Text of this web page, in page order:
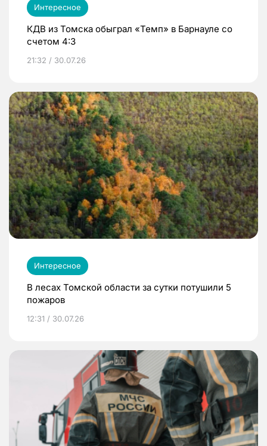
Интересное
КДВ из Томска обыграл «Темп» в Барнауле со
счетом 4:3
21:32 / 30.07.26
Интересное
В лесах Томской области за сутки потушили 5
пожаров
12:31 / 30.07.26